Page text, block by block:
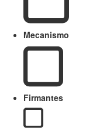
Mecanismo
Firmantes